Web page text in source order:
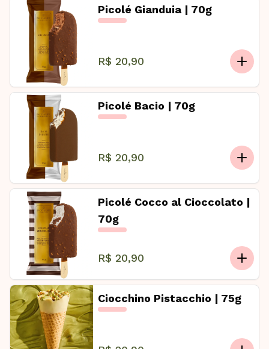
Picolé Gianduia | 70g
R$ 20,90
Picolé Bacio | 70g
R$ 20,90
Picolé Cocco al Cioccolato |
70g
R$ 20,90
Ciocchino Pistacchio | 75g